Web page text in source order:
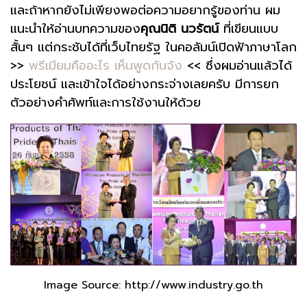
และถ้าหากยังไม่เพียงพอต่อความอยากรู้ของท่าน ผม
แนะนำให้อ่านบทความของคุณนิติ นวรัตน์ที่เขียนแบบ
สั้นๆ แต่กระชับได้ที่เว็บไทยรัฐ ในคอลัมน์เปิดฟ้าภาษาโลก
>> พรีเมียมคืออะไร เห็นพูดกันจัง << ซึ่งผมอ่านแล้วได้
ประโยชน์ และเข้าใจได้อย่างกระจ่างเลยครับ มีการยก
ตัวอย่างคำศัพท์และการใช้งานให้ด้วย
Image Source: http://www.industry.go.th